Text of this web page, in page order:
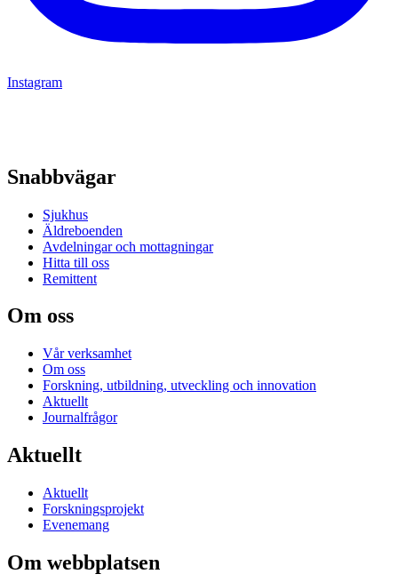
Instagram
Snabbvägar
Sjukhus
Äldreboenden
Avdelningar och mottagningar
Hitta till oss
Remittent
Om oss
Vår verksamhet
Om oss
Forskning, utbildning, utveckling och innovation
Aktuellt
Journalfrågor
Aktuellt
Aktuellt
Forskningsprojekt
Evenemang
Om webbplatsen